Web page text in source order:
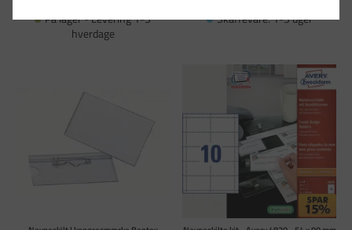
På lager - Levering 1-3
hverdage
Skaffevare: 1-3 uger